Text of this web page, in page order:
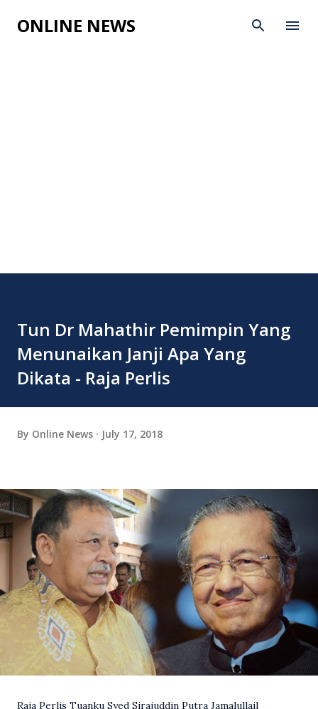
Skip to main content
ONLINE NEWS
Tun Dr Mahathir Pemimpin Yang
Menunaikan Janji Apa Yang
Dikata - Raja Perlis
By Online News July 17, 2018
Raja Perlis Tuanku Syed Sirajuddin Putra Jamalullail